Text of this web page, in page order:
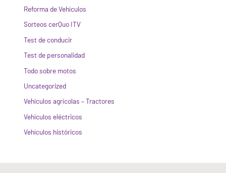
Reforma de Vehículos
Sorteos cerQuo ITV
Test de conducir
Test de personalidad
Todo sobre motos
Uncategorized
Vehículos agrícolas – Tractores
Vehículos eléctricos
Vehículos históricos